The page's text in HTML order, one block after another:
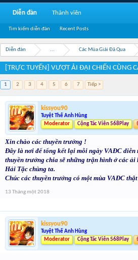
Diễn đàn ... Các Mùa Giải Đã Qua
[TRỰC TUYẾN] VƯỢT ẢI ĐẠI CHIẾN CÙNG
1 2 3 4 5 6 7 Tiếp >
kissyou90
Tuyệt Thế Anh Hùng
Moderator
Cộng Tác Viên 568Play
Xin chào các thuyền trưởng !
Đây là nơi để tổng kết lại mỗi ngày VAĐC diễn
thuyền trưởng chia sẽ những trận hình ở các ải
Hải Tặc chùng ta.
Chúc các thuyền trưởng có một mùa VAĐC
13 Tháng một 2018
kissyou90
Tuyệt Thế Anh Hùng
Moderator
Cộng Tác Viên 568Play
Diễn đàn
Tìm kiếm diễn đàn Recent Posts
Thành viên